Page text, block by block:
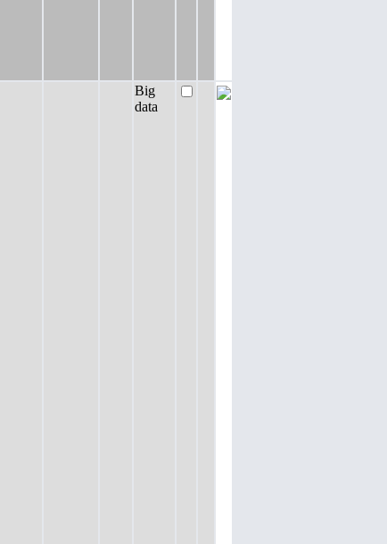
Big
data